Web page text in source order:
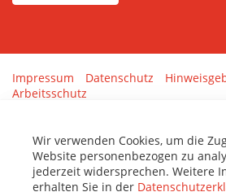
Impressum Datenschutz
Arbeitsschutz
Wir verwenden Cookies, um die
Website personenbezogen zu
jederzeit widersprechen. Weitere
erhalten Sie in der